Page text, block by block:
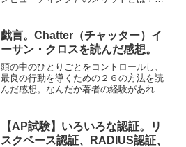
の固定資産の償却コストを変動コストに
することができ、ス...
戯言。Chatter（チャッター）イ
ーサン・クロスを読んだ感想。
頭の中のひとりごとをコントロールし、
最良の行動を導くための２６の方法を読
んだ感想。なんだか著者の経験があれこ
思ってしまった。自分の妄想とうまく付
き合うための本である。頭...
【AP試験】いろいろな認証。リ
スクベース認証、RADIUS認証、